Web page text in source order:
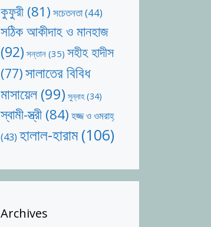
কুফুরী (81) সচেতনতা(44)
সঠিক আকীদাহ ও মানহাজ
(92) সন্তান (35) সহীহ হাদীস
(77)সালাতের বিবিধ
মাসায়েল(99) সুন্নাহ(34)
স্বামী-স্ত্রী(84) হজ্জ ও ওমরাহ্‌
(43) হালাল-হারাম(106)
Archives